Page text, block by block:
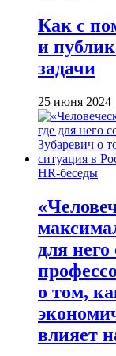
Как с
и
задачи
25 июня 2024
HR-беседы
для
о том,
влияет